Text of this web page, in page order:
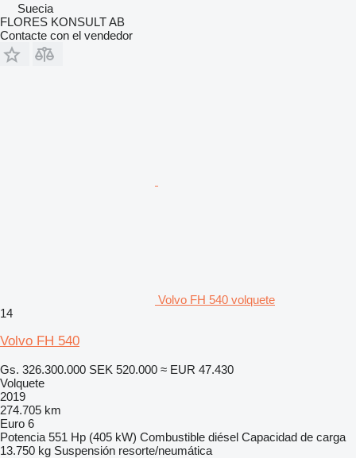
Suecia
FLORES KONSULT AB
Contacte con el vendedor
Volvo FH 540 volquete
14
Volvo FH 540
Gs. 326.300.000 SEK 520.000 ≈ EUR 47.430
Volquete
2019
274.705 km
Euro 6
Potencia 551 Hp (405 kW) Combustible diésel Capacidad de carga
13.750 kg Suspensión resorte/neumática